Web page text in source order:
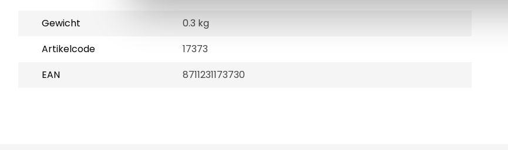
Gewicht
0.3 kg
Artikelcode
17373
EAN
8711231173730